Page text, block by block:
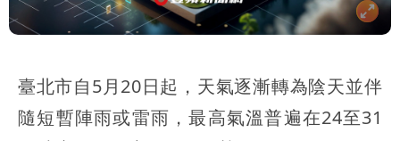
臺北市自5月20日起，天氣逐漸轉為陰天並伴
隨短暫陣雨或雷雨，最高氣溫普遍在24至31